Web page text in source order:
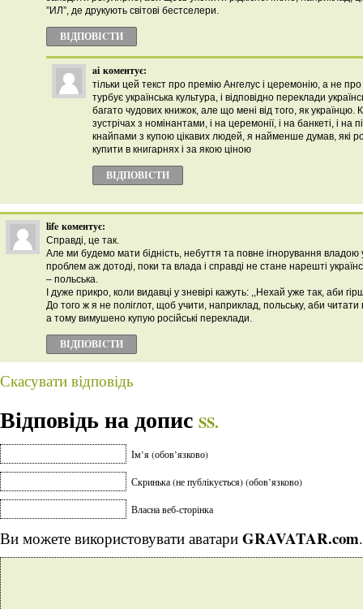
”ИЛ”, де друкують світові бестселери.
ВІДПОВІCТИ
ai коментує:
тільки цей текст про премію Ангелус і церемонію, а не
турбує українська культура, і відповідно переклади
багато чудових книжок, але що мені від того, як українцю.
зустрічах з номінантами, і на церемонії, і на банкеті, і на
кнайпами з купою цікавих людей, я найменше думав, які
купити в книгарнях і за якою ціною
ВІДПОВІCТИ
life коментує:
Справді, це так.
Але ми будемо мати бідність, небуття та повне ігнорування владою
проблем аж дотоді, поки та влада і справді не стане нарешті
– польська.
І дуже прикро, коли видавці у зневірі кажуть: ,,Нехай уже так, аби
До того ж я не поліглот, щоб учити, наприклад, польську, аби читати
а тому вимушено купую російські переклади.
ВІДПОВІCТИ
Скасувати відповідь
Відповідь на допис SS.
Ім’я (обов’язково)
Скринька (не публікується) (обов’язково)
Власна веб-сторінка
Ви можете використовувати аватари GRAVATAR.com.